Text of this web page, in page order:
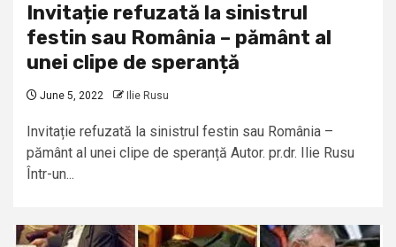
Invitație refuzată la sinistrul
festin sau România – pământ al
unei clipe de speranță
June 5, 2022 Ilie Rusu
Invitație refuzată la sinistrul festin sau România –
pământ al unei clipe de speranță Autor. pr.dr. Ilie Rusu
Într-un...